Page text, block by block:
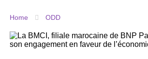
Home ODD